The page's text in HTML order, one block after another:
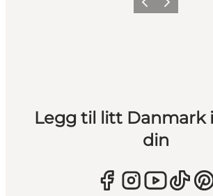
ForrigeNeste
Legg til litt Danmark
din